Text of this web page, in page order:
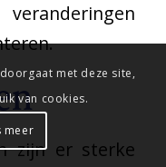
zijn er sterke
met deze site,
van cookies.
meer